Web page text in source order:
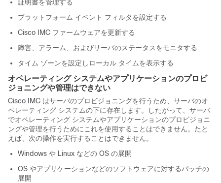
証明書を管理する
プラットフォーム イベント フィルタを設定する
Cisco IMC ファームウェアを更新する
障害、アラーム、およびサーバのステータスをモニタする
タイム ゾーンを設定しローカル タイムを表示する
オペレーティング システムやアプリケーションのプロビ
ジョニングや管理はできない
Cisco IMC はサーバのプロビジョニングを行うため、サーバのオ
ペレーティング システムの下に存在します。したがって、サーバ
でオペレーティング システムやアプリケーションのプロビジョニ
ングや管理を行うためにこれを使用することはできません。たと
えば、次の操作を実行することはできません。
Windows や Linux などの OS の展開
OS やアプリケーションなどのソフトウェアに対するパッチの
展開